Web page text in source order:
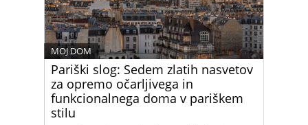
Pariški slog: Sedem zlatih nasvetov
za opremo očarljivega in
funkcionalnega doma v pariškem
stilu
MOJ DOM